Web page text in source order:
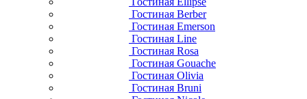
Гостиная Berber
Гостиная Emerson
Гостиная Line
Гостиная Rosa
Гостиная Gouache
Гостиная Olivia
Гостиная Bruni